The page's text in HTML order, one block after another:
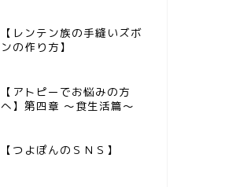
【レンテン族の手縫いズボ
ンの作り方】
【アトピーでお悩みの方
へ】第四章 ～食生活篇～
【つよぽんのＳＮＳ】